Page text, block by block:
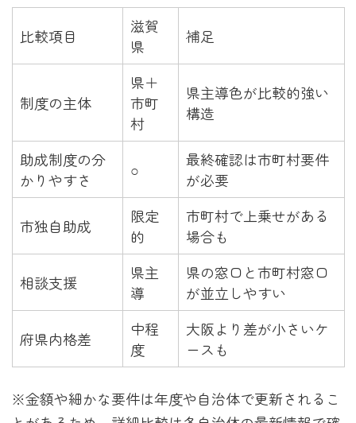
比較項目
滋賀
県
補足
制度の主体
県＋
市町
村
県主導色が比較的強い
構造
助成制度の分
かりやすさ
○
最終確認は市町村要件
が必要
市独自助成
限定
的
市町村で上乗せがある
場合も
相談支援
県主
導
県の窓口と市町村窓口
が並立しやすい
府県内格差
中程
度
大阪より差が小さいケ
ースも
※金額や細かな要件は年度や自治体で更新されるこ